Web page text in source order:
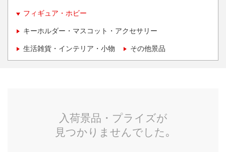
フィギュア・ホビー
キーホルダー・マスコット・アクセサリー
生活雑貨・インテリア・小物 その他景品